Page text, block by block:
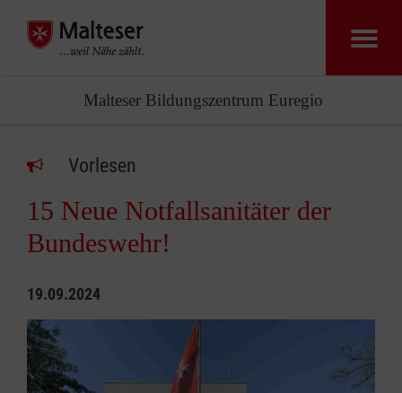
Malteser Bildungszentrum Euregio
Vorlesen
15 Neue Notfallsanitäter der
Bundeswehr!
19.09.2024